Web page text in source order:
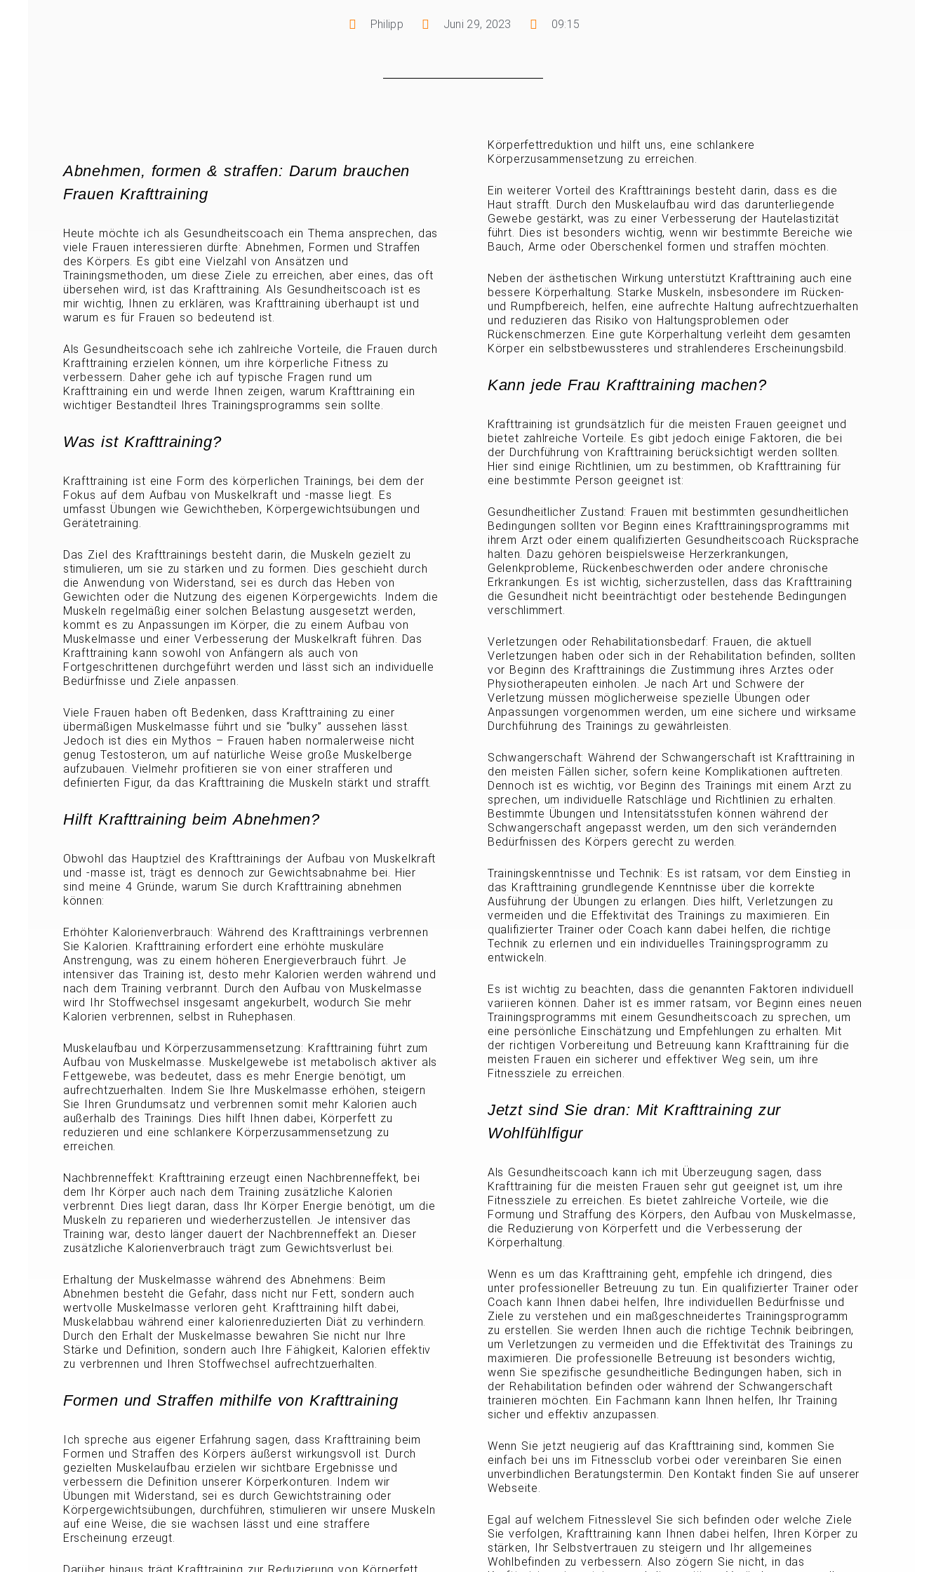
Philipp Juni 29, 2023 09:15
Abnehmen, formen & straffen: Darum brauchen
Frauen Krafttraining
Heute möchte ich als Gesundheitscoach ein Thema ansprechen, das
viele Frauen interessieren dürfte: Abnehmen, Formen und Straffen
des Körpers. Es gibt eine Vielzahl von Ansätzen und
Trainingsmethoden, um diese Ziele zu erreichen, aber eines, das oft
übersehen wird, ist das Krafttraining. Als Gesundheitscoach ist es
mir wichtig, Ihnen zu erklären, was Krafttraining überhaupt ist und
warum es für Frauen so bedeutend ist.
Als Gesundheitscoach sehe ich zahlreiche Vorteile, die Frauen durch
Krafttraining erzielen können, um ihre körperliche Fitness zu
verbessern. Daher gehe ich auf typische Fragen rund um
Krafttraining ein und werde Ihnen zeigen, warum Krafttraining ein
wichtiger Bestandteil Ihres Trainingsprogramms sein sollte.
Was ist Krafttraining?
Krafttraining ist eine Form des körperlichen Trainings, bei dem der
Fokus auf dem Aufbau von Muskelkraft und -masse liegt. Es
umfasst Übungen wie Gewichtheben, Körpergewichtsübungen und
Gerätetraining.
Das Ziel des Krafttrainings besteht darin, die Muskeln gezielt zu
stimulieren, um sie zu stärken und zu formen. Dies geschieht durch
die Anwendung von Widerstand, sei es durch das Heben von
Gewichten oder die Nutzung des eigenen Körpergewichts. Indem die
Muskeln regelmäßig einer solchen Belastung ausgesetzt werden,
kommt es zu Anpassungen im Körper, die zu einem Aufbau von
Muskelmasse und einer Verbesserung der Muskelkraft führen. Das
Krafttraining kann sowohl von Anfängern als auch von
Fortgeschrittenen durchgeführt werden und lässt sich an individuelle
Bedürfnisse und Ziele anpassen.
Viele Frauen haben oft Bedenken, dass Krafttraining zu einer
übermäßigen Muskelmasse führt und sie “bulky” aussehen lässt.
Jedoch ist dies ein Mythos – Frauen haben normalerweise nicht
genug Testosteron, um auf natürliche Weise große Muskelberge
aufzubauen. Vielmehr profitieren sie von einer strafferen und
definierten Figur, da das Krafttraining die Muskeln stärkt und strafft.
Hilft Krafttraining beim Abnehmen?
Obwohl das Hauptziel des Krafttrainings der Aufbau von Muskelkraft
und -masse ist, trägt es dennoch zur Gewichtsabnahme bei. Hier
sind meine 4 Gründe, warum Sie durch Krafttraining abnehmen
können:
Erhöhter Kalorienverbrauch: Während des Krafttrainings verbrennen
Sie Kalorien. Krafttraining erfordert eine erhöhte muskuläre
Anstrengung, was zu einem höheren Energieverbrauch führt. Je
intensiver das Training ist, desto mehr Kalorien werden während und
nach dem Training verbrannt. Durch den Aufbau von Muskelmasse
wird Ihr Stoffwechsel insgesamt angekurbelt, wodurch Sie mehr
Kalorien verbrennen, selbst in Ruhephasen.
Muskelaufbau und Körperzusammensetzung: Krafttraining führt zum
Aufbau von Muskelmasse. Muskelgewebe ist metabolisch aktiver als
Fettgewebe, was bedeutet, dass es mehr Energie benötigt, um
aufrechtzuerhalten. Indem Sie Ihre Muskelmasse erhöhen, steigern
Sie Ihren Grundumsatz und verbrennen somit mehr Kalorien auch
außerhalb des Trainings. Dies hilft Ihnen dabei, Körperfett zu
reduzieren und eine schlankere Körperzusammensetzung zu
erreichen.
Nachbrenneffekt: Krafttraining erzeugt einen Nachbrenneffekt, bei
dem Ihr Körper auch nach dem Training zusätzliche Kalorien
verbrennt. Dies liegt daran, dass Ihr Körper Energie benötigt, um die
Muskeln zu reparieren und wiederherzustellen. Je intensiver das
Training war, desto länger dauert der Nachbrenneffekt an. Dieser
zusätzliche Kalorienverbrauch trägt zum Gewichtsverlust bei.
Erhaltung der Muskelmasse während des Abnehmens: Beim
Abnehmen besteht die Gefahr, dass nicht nur Fett, sondern auch
wertvolle Muskelmasse verloren geht. Krafttraining hilft dabei,
Muskelabbau während einer kalorienreduzierten Diät zu verhindern.
Durch den Erhalt der Muskelmasse bewahren Sie nicht nur Ihre
Stärke und Definition, sondern auch Ihre Fähigkeit, Kalorien effektiv
zu verbrennen und Ihren Stoffwechsel aufrechtzuerhalten.
Formen und Straffen mithilfe von Krafttraining
Ich spreche aus eigener Erfahrung sagen, dass Krafttraining beim
Formen und Straffen des Körpers äußerst wirkungsvoll ist. Durch
gezielten Muskelaufbau erzielen wir sichtbare Ergebnisse und
verbessern die Definition unserer Körperkonturen. Indem wir
Übungen mit Widerstand, sei es durch Gewichtstraining oder
Körpergewichtsübungen, durchführen, stimulieren wir unsere Muskeln
auf eine Weise, die sie wachsen lässt und eine straffere
Erscheinung erzeugt.
Körperfettreduktion und hilft uns, eine schlankere
Körperzusammensetzung zu erreichen.
Ein weiterer Vorteil des Krafttrainings besteht darin, dass es die
Haut strafft. Durch den Muskelaufbau wird das darunterliegende
Gewebe gestärkt, was zu einer Verbesserung der Hautelastizität
führt. Dies ist besonders wichtig, wenn wir bestimmte Bereiche wie
Bauch, Arme oder Oberschenkel formen und straffen möchten.
Neben der ästhetischen Wirkung unterstützt Krafttraining auch eine
bessere Körperhaltung. Starke Muskeln, insbesondere im Rücken-
und Rumpfbereich, helfen, eine aufrechte Haltung aufrechtzuerhalten
und reduzieren das Risiko von Haltungsproblemen oder
Rückenschmerzen. Eine gute Körperhaltung verleiht dem gesamten
Körper ein selbstbewussteres und strahlenderes Erscheinungsbild.
Kann jede Frau Krafttraining machen?
Krafttraining ist grundsätzlich für die meisten Frauen geeignet und
bietet zahlreiche Vorteile. Es gibt jedoch einige Faktoren, die bei
der Durchführung von Krafttraining berücksichtigt werden sollten.
Hier sind einige Richtlinien, um zu bestimmen, ob Krafttraining für
eine bestimmte Person geeignet ist:
Gesundheitlicher Zustand: Frauen mit bestimmten gesundheitlichen
Bedingungen sollten vor Beginn eines Krafttrainingsprogramms mit
ihrem Arzt oder einem qualifizierten Gesundheitscoach Rücksprache
halten. Dazu gehören beispielsweise Herzerkrankungen,
Gelenkprobleme, Rückenbeschwerden oder andere chronische
Erkrankungen. Es ist wichtig, sicherzustellen, dass das Krafttraining
die Gesundheit nicht beeinträchtigt oder bestehende Bedingungen
verschlimmert.
Verletzungen oder Rehabilitationsbedarf: Frauen, die aktuell
Verletzungen haben oder sich in der Rehabilitation befinden, sollten
vor Beginn des Krafttrainings die Zustimmung ihres Arztes oder
Physiotherapeuten einholen. Je nach Art und Schwere der
Verletzung müssen möglicherweise spezielle Übungen oder
Anpassungen vorgenommen werden, um eine sichere und wirksame
Durchführung des Trainings zu gewährleisten.
Schwangerschaft: Während der Schwangerschaft ist Krafttraining in
den meisten Fällen sicher, sofern keine Komplikationen auftreten.
Dennoch ist es wichtig, vor Beginn des Trainings mit einem Arzt zu
sprechen, um individuelle Ratschläge und Richtlinien zu erhalten.
Bestimmte Übungen und Intensitätsstufen können während der
Schwangerschaft angepasst werden, um den sich verändernden
Bedürfnissen des Körpers gerecht zu werden.
Trainingskenntnisse und Technik: Es ist ratsam, vor dem Einstieg in
das Krafttraining grundlegende Kenntnisse über die korrekte
Ausführung der Übungen zu erlangen. Dies hilft, Verletzungen zu
vermeiden und die Effektivität des Trainings zu maximieren. Ein
qualifizierter Trainer oder Coach kann dabei helfen, die richtige
Technik zu erlernen und ein individuelles Trainingsprogramm zu
entwickeln.
Es ist wichtig zu beachten, dass die genannten Faktoren individuell
variieren können. Daher ist es immer ratsam, vor Beginn eines neuen
Trainingsprogramms mit einem Gesundheitscoach zu sprechen, um
eine persönliche Einschätzung und Empfehlungen zu erhalten. Mit
der richtigen Vorbereitung und Betreuung kann Krafttraining für die
meisten Frauen ein sicherer und effektiver Weg sein, um ihre
Fitnessziele zu erreichen.
Jetzt sind Sie dran: Mit Krafttraining zur
Wohlfühlfigur
Als Gesundheitscoach kann ich mit Überzeugung sagen, dass
Krafttraining für die meisten Frauen sehr gut geeignet ist, um ihre
Fitnessziele zu erreichen. Es bietet zahlreiche Vorteile, wie die
Formung und Straffung des Körpers, den Aufbau von Muskelmasse,
die Reduzierung von Körperfett und die Verbesserung der
Körperhaltung.
Wenn es um das Krafttraining geht, empfehle ich dringend, dies
unter professioneller Betreuung zu tun. Ein qualifizierter Trainer oder
Coach kann Ihnen dabei helfen, Ihre individuellen Bedürfnisse und
Ziele zu verstehen und ein maßgeschneidertes Trainingsprogramm
zu erstellen. Sie werden Ihnen auch die richtige Technik beibringen,
um Verletzungen zu vermeiden und die Effektivität des Trainings zu
maximieren. Die professionelle Betreuung ist besonders wichtig,
wenn Sie spezifische gesundheitliche Bedingungen haben, sich in
der Rehabilitation befinden oder während der Schwangerschaft
trainieren möchten. Ein Fachmann kann Ihnen helfen, Ihr Training
sicher und effektiv anzupassen.
Wenn Sie jetzt neugierig auf das Krafttraining sind, kommen Sie
einfach bei uns im Fitnessclub vorbei oder vereinbaren Sie einen
unverbindlichen Beratungstermin. Den Kontakt finden Sie auf unserer
Webseite.
Egal auf welchem Fitnesslevel Sie sich befinden oder welche Ziele
Sie verfolgen, Krafttraining kann Ihnen dabei helfen, Ihren Körper zu
stärken, Ihr Selbstvertrauen zu steigern und Ihr allgemeines
Wohlbefinden zu verbessern. Also zögern Sie nicht, in das